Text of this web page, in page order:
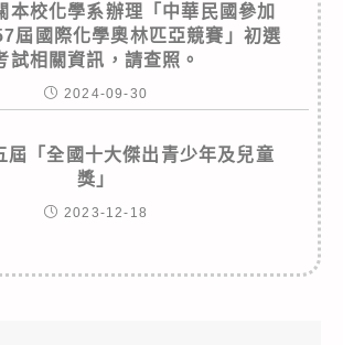
本校化學系辦理「中華民國參加
屆國際化學奧林匹亞競賽」初選
試相關資訊，請查照。
2024-09-30
屆「全國十大傑出青少年及兒童
獎」
2023-12-18